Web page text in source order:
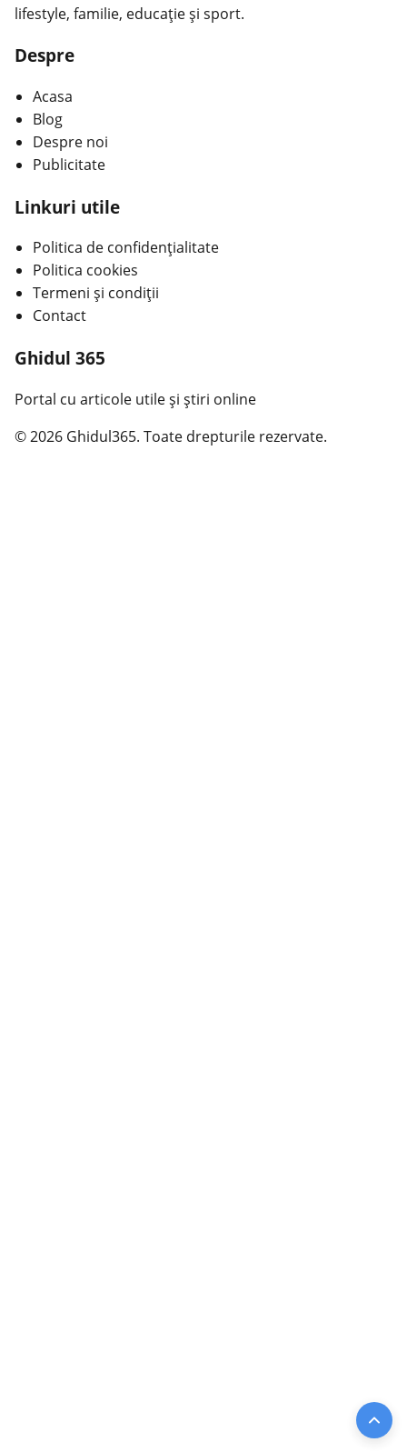
lifestyle, familie, educație și sport.
Despre
Acasa
Blog
Despre noi
Publicitate
Linkuri utile
Politica de confidențialitate
Politica cookies
Termeni și condiții
Contact
Ghidul 365
Portal cu articole utile și știri online
© 2026 Ghidul365. Toate drepturile rezervate.